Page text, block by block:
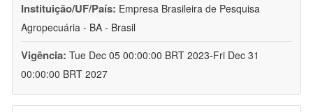
Instituição/UF/País: Empresa Brasileira de Pesquisa
Agropecuária - BA - Brasil
Vigência: Tue Dec 05 00:00:00 BRT 2023-Fri Dec 31
00:00:00 BRT 2027